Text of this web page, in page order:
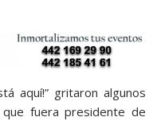
aquí!” gritaron algunos
fuera presidente de